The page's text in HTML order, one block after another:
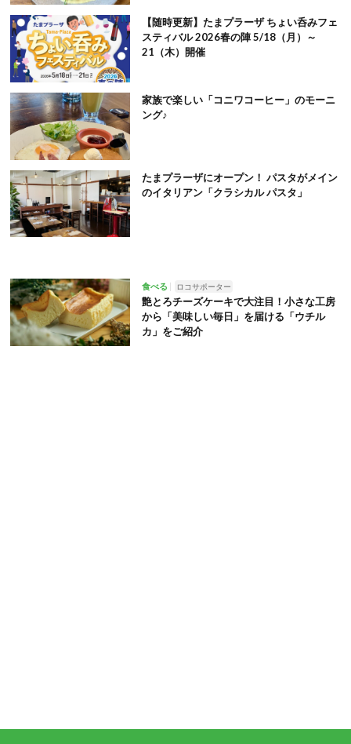
【随時更新】たまプラーザ ちょい呑みフェ
スティバル 2026春の陣 5/18（月）～
21（木）開催
家族で楽しい「コニワコーヒー」のモーニ
ング♪
たまプラーザにオープン！ パスタがメイン
のイタリアン「クラシカル パスタ」
食べる ロコサポーター
艶とろチーズケーキで大注目！小さな工房
から「美味しい毎日」を届ける「ウチル
カ」をご紹介